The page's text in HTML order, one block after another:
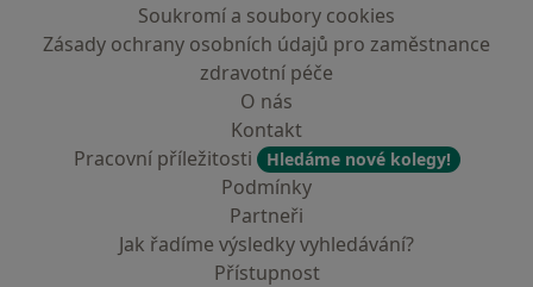
Soukromí a soubory cookies
Zásady ochrany osobních údajů pro zaměstnance
zdravotní péče
O nás
Kontakt
Pracovní příležitosti
Hledáme nové kolegy!
Podmínky
Partneři
Jak řadíme výsledky vyhledávání?
Přístupnost